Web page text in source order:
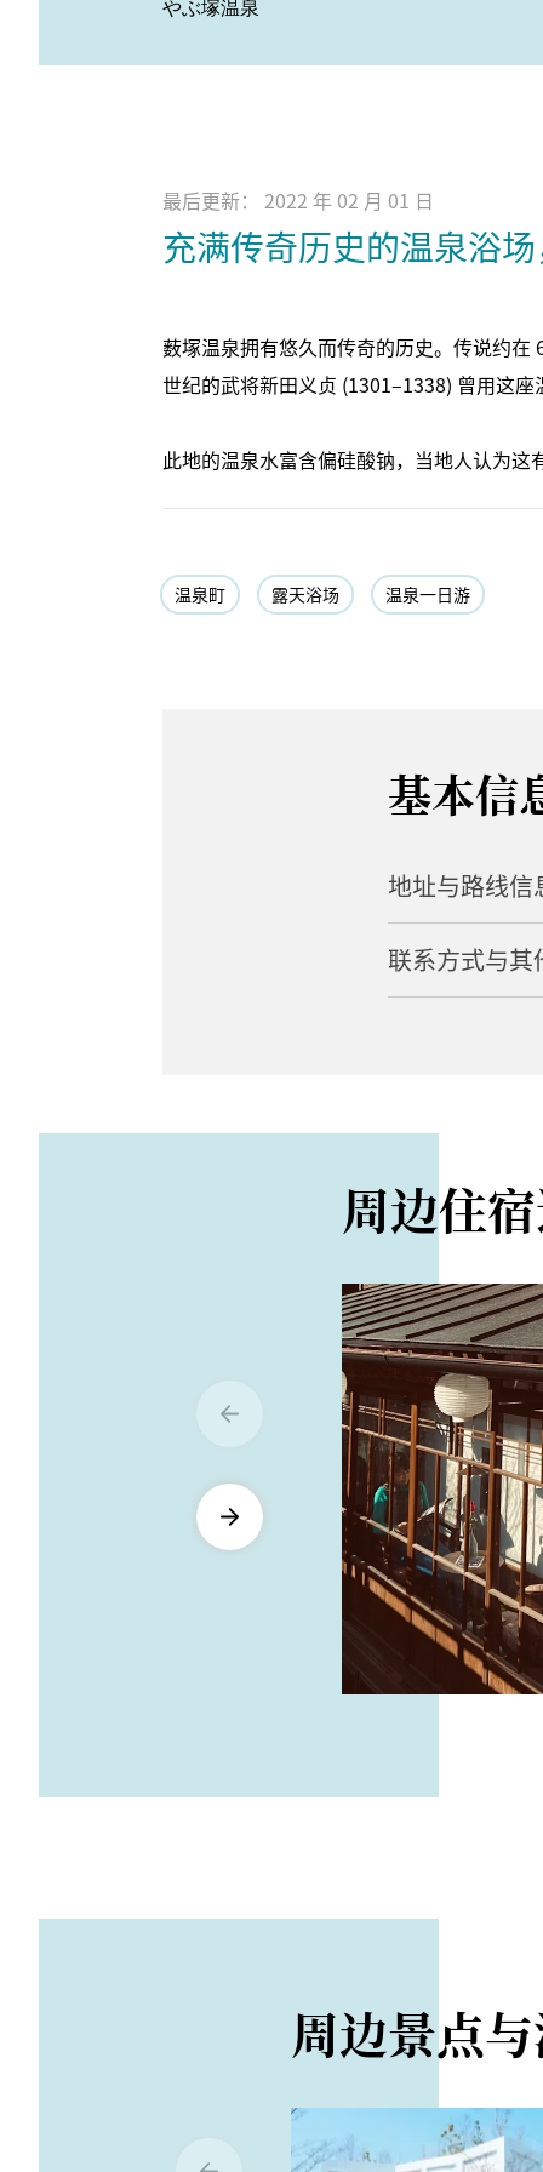
やぶ塚温泉
最后更新： 2022 年 02 月 01 日
充满传奇历史的温泉浴
薮塚温泉拥有悠久而传奇的历史。传说约
世纪的武将新田义贞 (1301–1338) 曾用这
此地的温泉水富含偏硅酸钠，当地人认为这
温泉町 露天浴场 温泉一日游
基本信
地址与路线信
地址
从北关东高速公
联系方式与其
周边住
周边景点